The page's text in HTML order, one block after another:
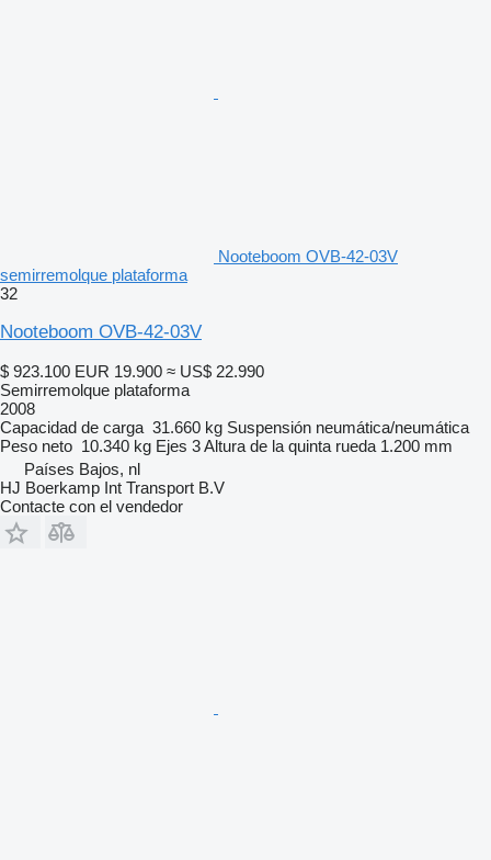
Nooteboom OVB-42-03V
semirremolque plataforma
32
Nooteboom OVB-42-03V
$ 923.100 EUR 19.900 ≈ US$ 22.990
Semirremolque plataforma
2008
Capacidad de carga 31.660 kg Suspensión neumática/neumática
Peso neto 10.340 kg Ejes 3Altura de la quinta rueda 1.200 mm
Países Bajos, nl
HJ Boerkamp Int Transport B.V
Contacte con el vendedor